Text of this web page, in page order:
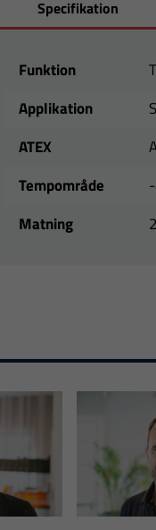
Specifikation
Funktion
Applikation
ATEX
Tempområde
Matning